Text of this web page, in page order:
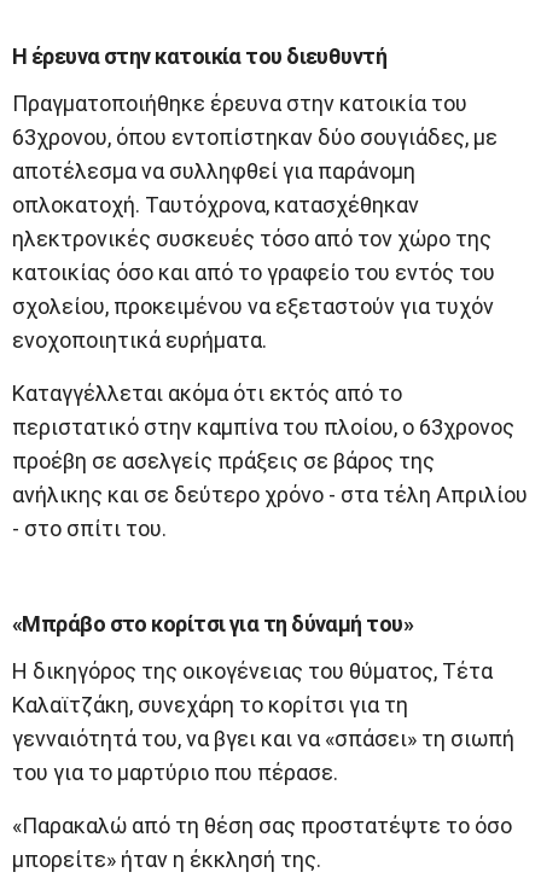
Η έρευνα στην κατοικία του διευθυντή
Πραγματοποιήθηκε έρευνα στην κατοικία του
63χρονου, όπου εντοπίστηκαν δύο σουγιάδες, με
αποτέλεσμα να συλληφθεί για παράνομη
οπλοκατοχή. Ταυτόχρονα, κατασχέθηκαν
ηλεκτρονικές συσκευές τόσο από τον χώρο της
κατοικίας όσο και από το γραφείο του εντός του
σχολείου, προκειμένου να εξεταστούν για τυχόν
ενοχοποιητικά ευρήματα.
Καταγγέλλεται ακόμα ότι εκτός από το
περιστατικό στην καμπίνα του πλοίου, ο 63χρονος
προέβη σε ασελγείς πράξεις σε βάρος της
ανήλικης και σε δεύτερο χρόνο - στα τέλη Απριλίου
- στο σπίτι του.
«Μπράβο στο κορίτσι για τη δύναμή του»
Η δικηγόρος της οικογένειας του θύματος, Τέτα
Καλαϊτζάκη, συνεχάρη το κορίτσι για τη
γενναιότητά του, να βγει και να «σπάσει» τη σιωπή
του για το μαρτύριο που πέρασε.
«Παρακαλώ από τη θέση σας προστατέψτε το όσο
μπορείτε» ήταν η έκκλησή της.